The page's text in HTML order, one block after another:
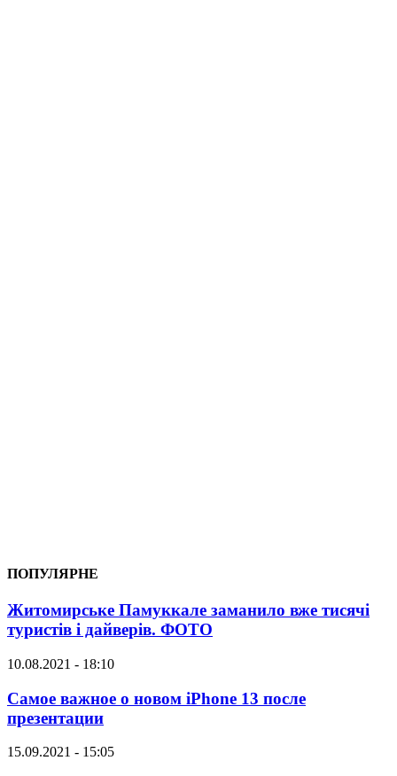
ПОПУЛЯРНЕ
Житомирське Памуккале заманило вже тисячі
туристів і дайверів. ФОТО
10.08.2021 - 18:10
Самое важное о новом iPhone 13 после
презентации
15.09.2021 - 15:05